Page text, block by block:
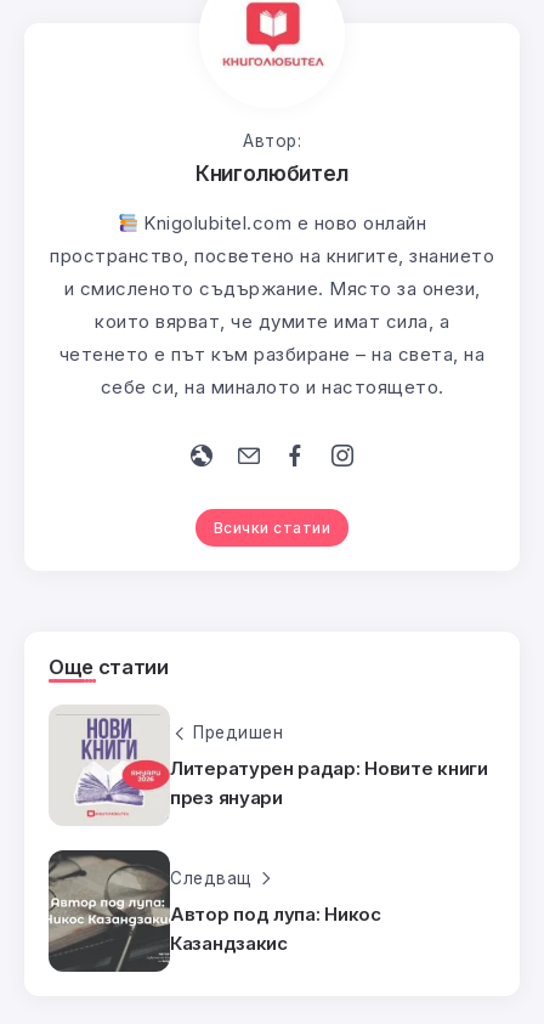
Автор:
Книголюбител
Knigolubitel.com е ново онлайн
пространство, посветено на книгите, знанието
и смисленото съдържание. Място за онези,
които вярват, че думите имат сила, а
четенето е път към разбиране – на света, на
себе си, на миналото и настоящето.
Всички статии
Още статии
Предишен
Литературен радар: Новите книги
през януари
Следващ
Автор под лупа: Никос
Казандзакис